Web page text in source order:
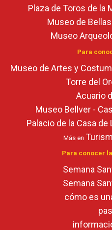
Plaza de Toros de la
Museo de
Museo
Para
Museo de Artes y
Torre del
Acuario
Museo Bellver -
Palacio de la Casa de
Más en
Para conocer
Semana
Semana
cómo es